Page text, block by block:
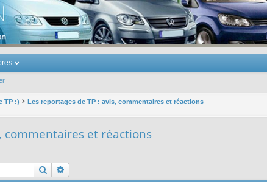
Touran
TP :) Les reportages de TP : avis, commentaires et réactions
commentaires et réactions
Rechercher